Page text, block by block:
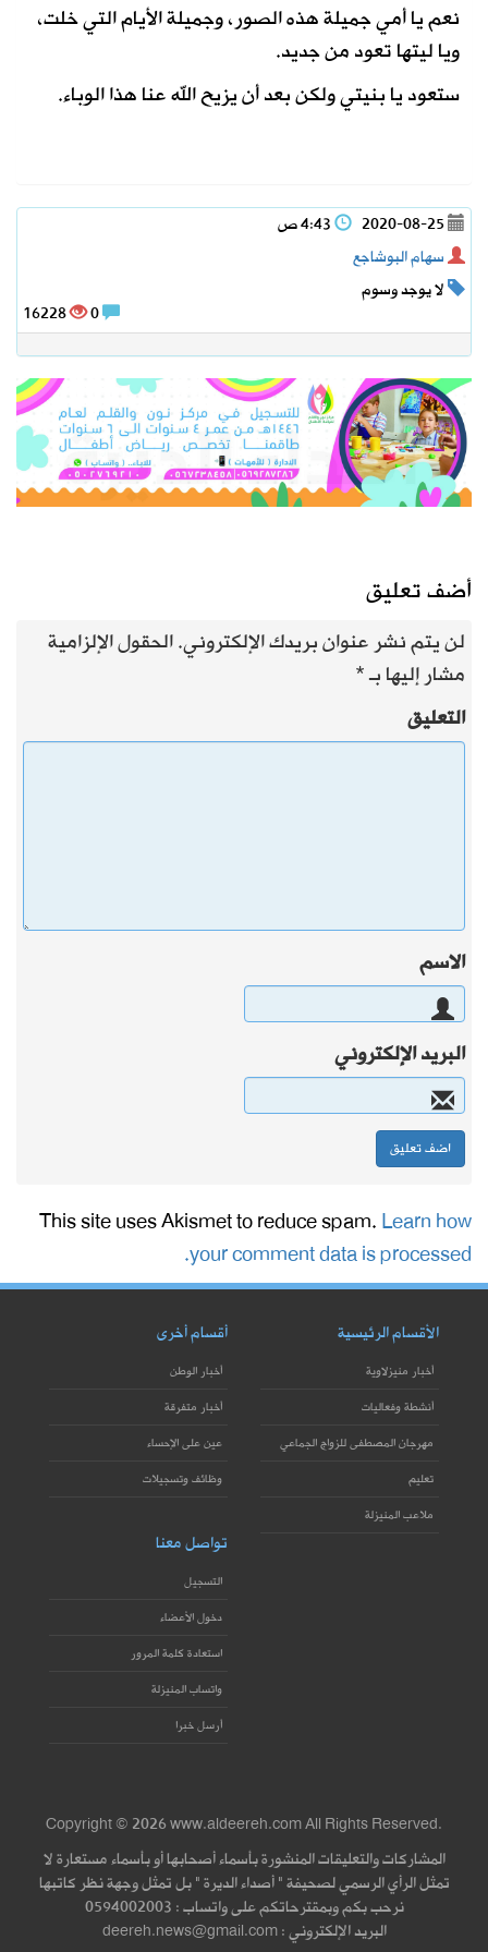
نعم يا أمي جميلة هذه الصور، وجميلة الأيام التي خلت،
ويا ليتها تعود من جديد.
ستعود يا بنيتي ولكن بعد أن يزيح الله عنا هذا الوباء.
2020-08-25
سهام البوشاجع
لا يوجد وسوم
16228
أضف تعليق
لن يتم نشر عنوان بريدك الإلكتروني.الحقول الإلزامية
مشار إليها بـ*
التعليق
الاسم
البريد الإلكتروني
This site uses Akismet to reduce spam.Learn how
your comment data is processed.
الأقسام الرئيسية
أخبار منيزلاوية
أنشطة وفعاليات
مهرجان المصطفى للزواج الجماعي
تعليم
ملاعب المنيزلة
أقسام أخرى
أخبار الوطن
أخبار متفرقة
عين على الإحساء
وظائف وتسجيلات
تواصل معنا
التسجيل
دخول الأعضاء
استعادة كلمة المرور
واتساب المنيزلة
أرسل خبرا
Copyright © 2026 www.aldeereh.com All Rights Reserved.
المشاركات والتعليقات المنشورة بأسماء أصحابها أو بأسماء مستعارة لا
تمثل الرأي الرسمي لصحيفة " أصداء الديرة " بل تمثل وجهة نظر كاتبها
نرحب بكم وبمقترحاتكم على واتساب : 0594002003
البريد الإلكتروني : deereh.news@gmail.com